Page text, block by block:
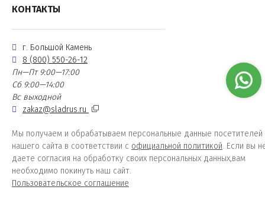
КОНТАКТЫ
г. Большой Камень
8 (800) 550-26-12
Пн—Пт 9:00—17:00
Сб 9:00—14:00
Вс выходной
zakaz@sladrus.ru
Мы получаем и обрабатываем персональные данные посетителей
нашего сайта в соответствии с официальной политикой. Если вы
даете согласия на обработку своих персональных данных,вам
необходимо покинуть наш сайт.
Пользовательское соглашение